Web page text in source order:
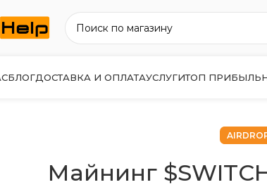
БЛОГДОСТАВКА И ОПЛАТАУСЛУГИТОП
Майнинг